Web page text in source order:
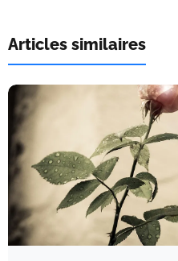
Articles similaires